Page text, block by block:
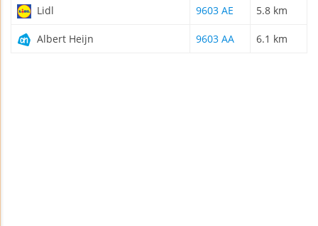
Lidl 9603 AE 5.8 km
Albert Heijn 9603 AA 6.1 km